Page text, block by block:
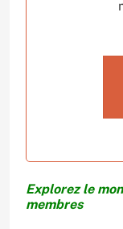
Explorez le
membres